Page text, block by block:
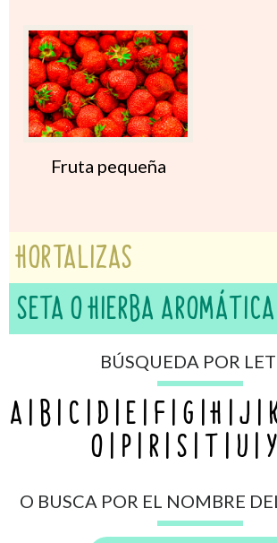
Fruta pequeña
HORTALIZAS
SETA O HIERBA AROMÁTICA
BÚSQUEDA POR
A B C D E F G H J
O P R S T U Y
O BUSCA POR EL NOMBRE